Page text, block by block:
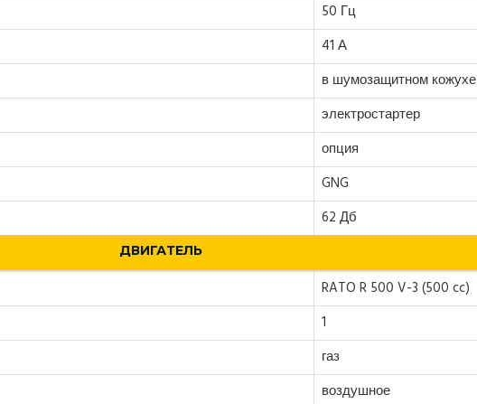
50 Гц
41 А
в шумозащитном кожухе
электростартер
опция
GNG
62 Дб
ДВИГАТЕЛЬ
RATO R 500 V-3 (500 cc)
1
газ
воздушное